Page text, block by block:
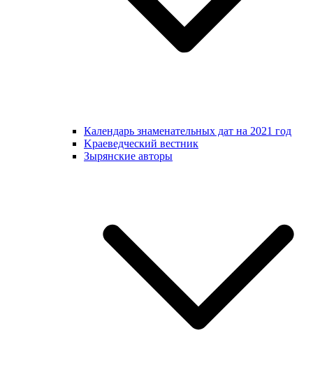
Календарь знаменательных дат на 2021 год
Kраеведческий вестник
Зырянские авторы